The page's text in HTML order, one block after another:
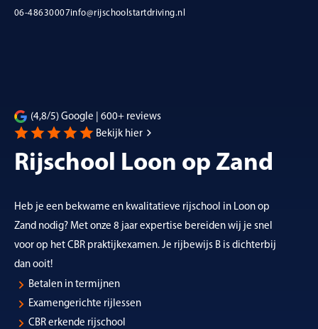
06-48630007info@rijschoolstartdriving.nl
(4,8/5) Google | 600+ reviews
Bekijk hier
Rijschool Loon op Zand
Heb je een bekwame en kwalitatieve rijschool in Loon op
Zand nodig? Met onze 8 jaar expertise bereiden wij je snel
voor op het CBR praktijkexamen. Je rijbewijs B is dichterbij
dan ooit!
Betalen in termijnen
Examengerichte rijlessen
CBR erkende rijschool